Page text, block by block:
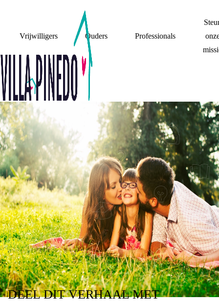
Vrijwilligers Ouders Professionals
WAT ALS MIJN
OUDERS HULP
HADDEN GEHAD?
DEELDIT VERHAALMET